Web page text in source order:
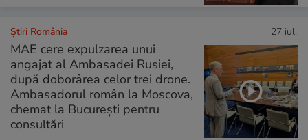
Știri România 27 iul.
MAE cere expulzarea unui
angajat al Ambasadei Rusiei,
după doborârea celor trei drone.
Ambasadorul român la Moscova,
chemat la București pentru
consultări